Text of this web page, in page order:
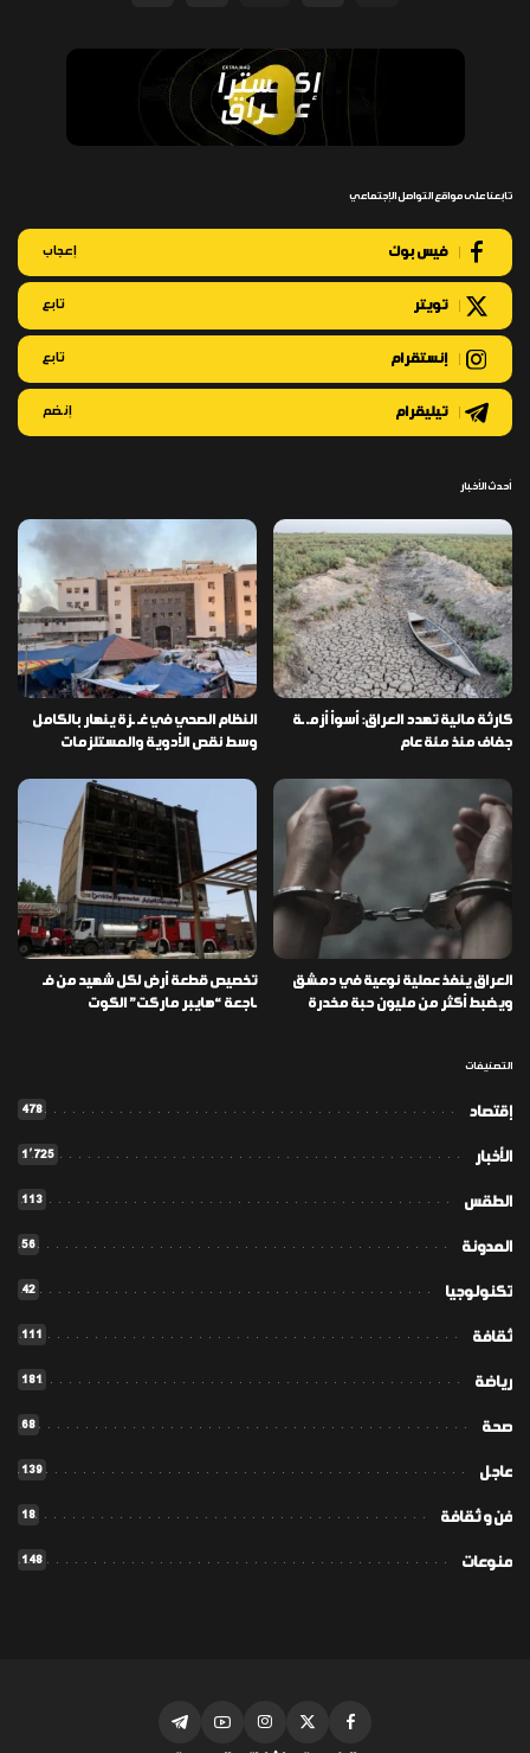
تابعنا على مواقع التواصل الإجتماعي
فيس بوك إعجاب
تويتر تابع
إنستقرام تابع
تيليقرام إنضم
أحدث الأخبار
كارثة مائية تهدد العراق: أسوأ أزمـ ـة
جفاف منذ مئة عام
النظام الصحي في غـ ـزة ينهار بالكامل
وسط نقص الأدوية والمستلزمات
العراق ينفذ عملية نوعية في دمشق
ويضبط أكثر من مليون حبة مخدرة
تخصيص قطعة أرض لكل شهيد من فـ
ـاجعة “هايبر ماركت” الكوت
التصنيفات
إقتصاد 478
الأخبار 1٬725
الطقس 113
المدونة 56
تكنولوجيا 42
ثقافة 111
رياضة 181
صحة 68
عاجل 139
فن و ثقافة 18
منوعات 148